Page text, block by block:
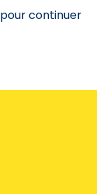
pour continuer